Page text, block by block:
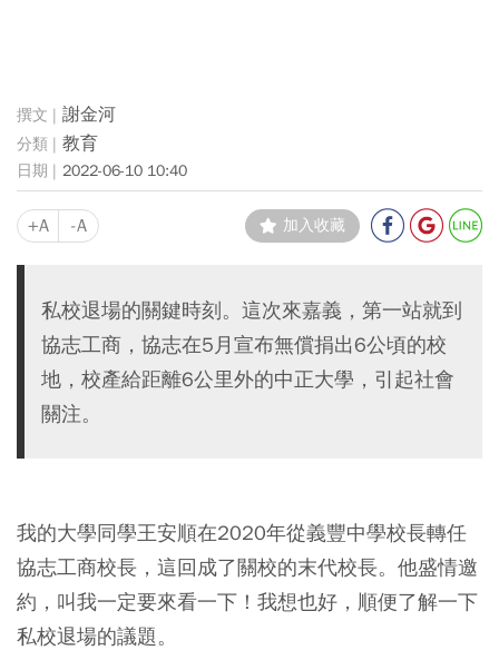
謝金河
教育
2022-06-10 10:40
+A -A 加入收藏
私校退場的關鍵時刻。這次來嘉義，第一站就到
協志工商，協志在5月宣布無償捐出6公頃的校
地，校產給距離6公里外的中正大學，引起社會
關注。
我的大學同學王安順在2020年從義豐中學校長轉任
協志工商校長，這回成了關校的末代校長。他盛情邀
約，叫我一定要來看一下！我想也好，順便了解一下
私校退場的議題。